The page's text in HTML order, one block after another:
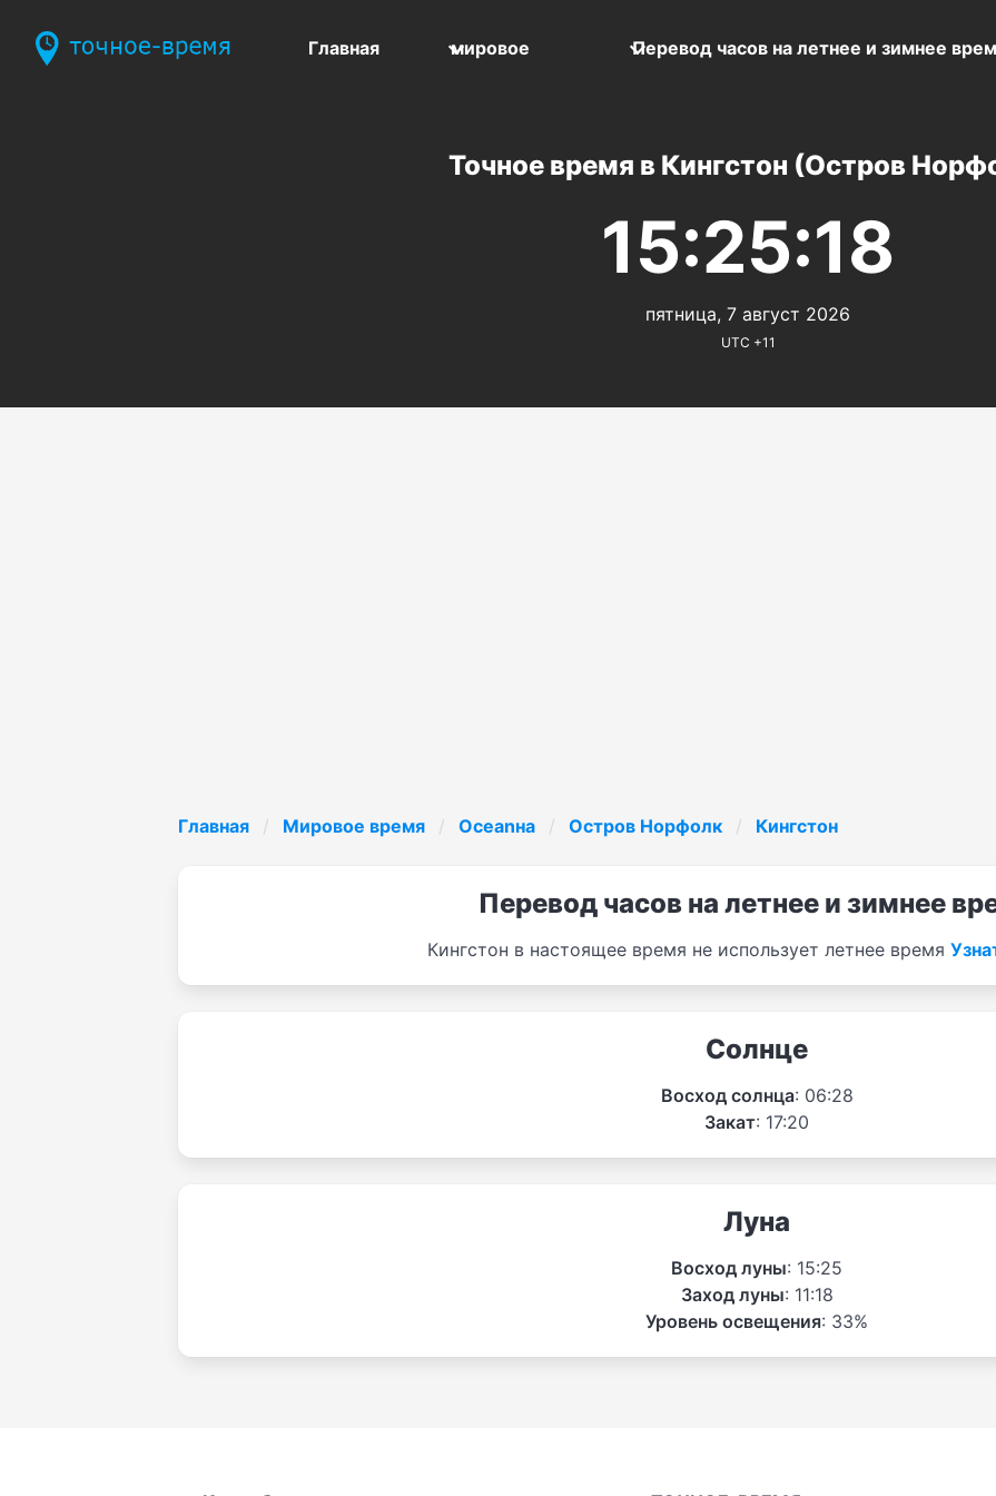
Главная мировое Перевод часов на летнее и зимнее
Точное время в Кингстон (Остров
15:25:18
пятница, 7 август 2026
UTC +11
Главная Мировое время Oceanнa Остров Норфолк Кингстон
Перевод часов на летнее и зимнее
Кингстон в настоящее время не использует летнее время
Солнце
Восход солнца: 06:28
Закат: 17:20
Луна
Восход луны: 15:25
Заход луны: 11:18
Уровень освещения: 33%